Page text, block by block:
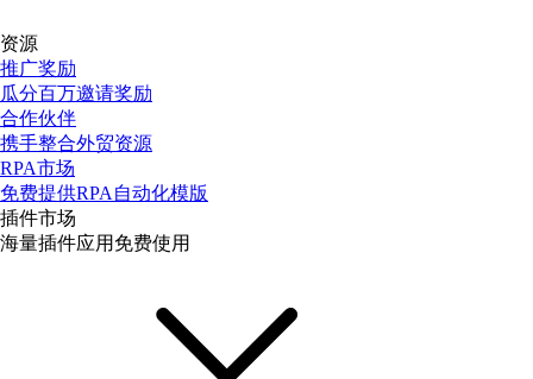
资源
推广奖励
瓜分百万邀请奖励
合作伙伴
携手整合外贸资源
RPA市场
免费提供RPA自动化模版
插件市场
海量插件应用免费使用